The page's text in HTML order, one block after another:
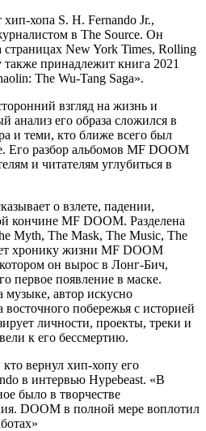
хопа S. H. Fernando Jr.,
в The Source. Он
страницах New York Times, Rolling
также принадлежит книга 2021
The Wu-Tang Saga».
взгляд на жизнь и
анализ его образа сложился в
и теми, кто ближе всего был
Его разбор альбомов MF DOOM
и читателям углубиться в
о взлете, падении,
кончине MF DOOM. Разделена
Myth, The Mask, The Music, The
хронику жизни MF DOOM
он вырос в Лонг-Бич,
первое появление в маске.
автор искусно
восточного побережья с историей
личности, проекты, треки и
к его бессмертию.
вернул хип-хопу его
в интервью Hypebeast. «В
было в творчестве
DOOM в полной мере воплотил